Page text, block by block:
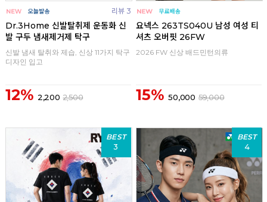
리뷰 3
Dr.3Home 신발탈취제 운동화 신
발 구두 냄새제거제 탁구
신발 냄새 탈취와 제습, 신상 11가지 탁구
디자인 입고
12% 2,200 2,500
요넥스 263TS040U 남성 여성 티
셔츠 오버핏 26FW
2026 FW 신상 배드민턴의류
15% 50,000 59,000
BEST
3
BEST
4